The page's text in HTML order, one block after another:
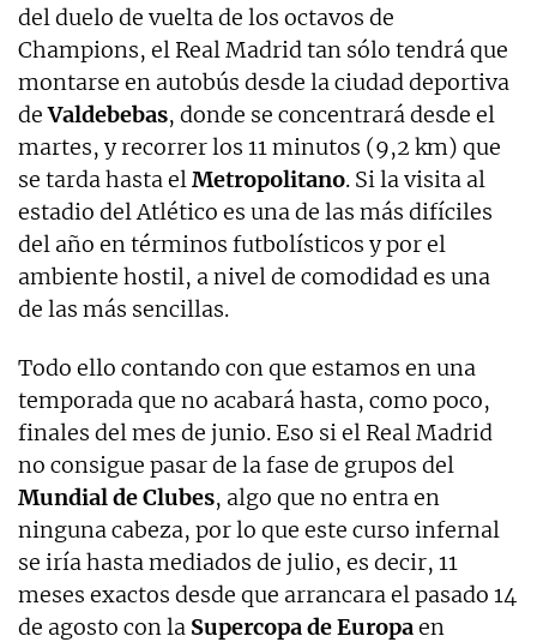
del duelo de vuelta de los octavos de
Champions, el Real Madrid tan sólo tendrá que
montarse en autobús desde la ciudad deportiva
deValdebebas, donde se concentrará desde el
martes, y recorrer los 11 minutos (9,2 km) que
se tarda hasta elMetropolitano. Si la visita al
estadio del Atlético es una de las más difíciles
del año en términos futbolísticos y por el
ambiente hostil, a nivel de comodidad es una
de las más sencillas.
Todo ello contando con que estamos en una
temporada que no acabará hasta, como poco,
finales del mes de junio. Eso si el Real Madrid
no consigue pasar de la fase de grupos del
Mundial de Clubes, algo que no entra en
ninguna cabeza, por lo que este curso infernal
se iría hasta mediados de julio, es decir, 11
meses exactos desde que arrancara el pasado 14
de agosto con la Supercopa deEuropaen